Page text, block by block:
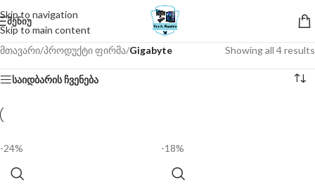
Skip to navigation
Skip to main content
ᲛᲔᲜᲘᲣ
მთავარი/პროდუქტი ფირმა/Gigabyte Showing all 4 results
საიდბარის ჩვენება
-24% -18%